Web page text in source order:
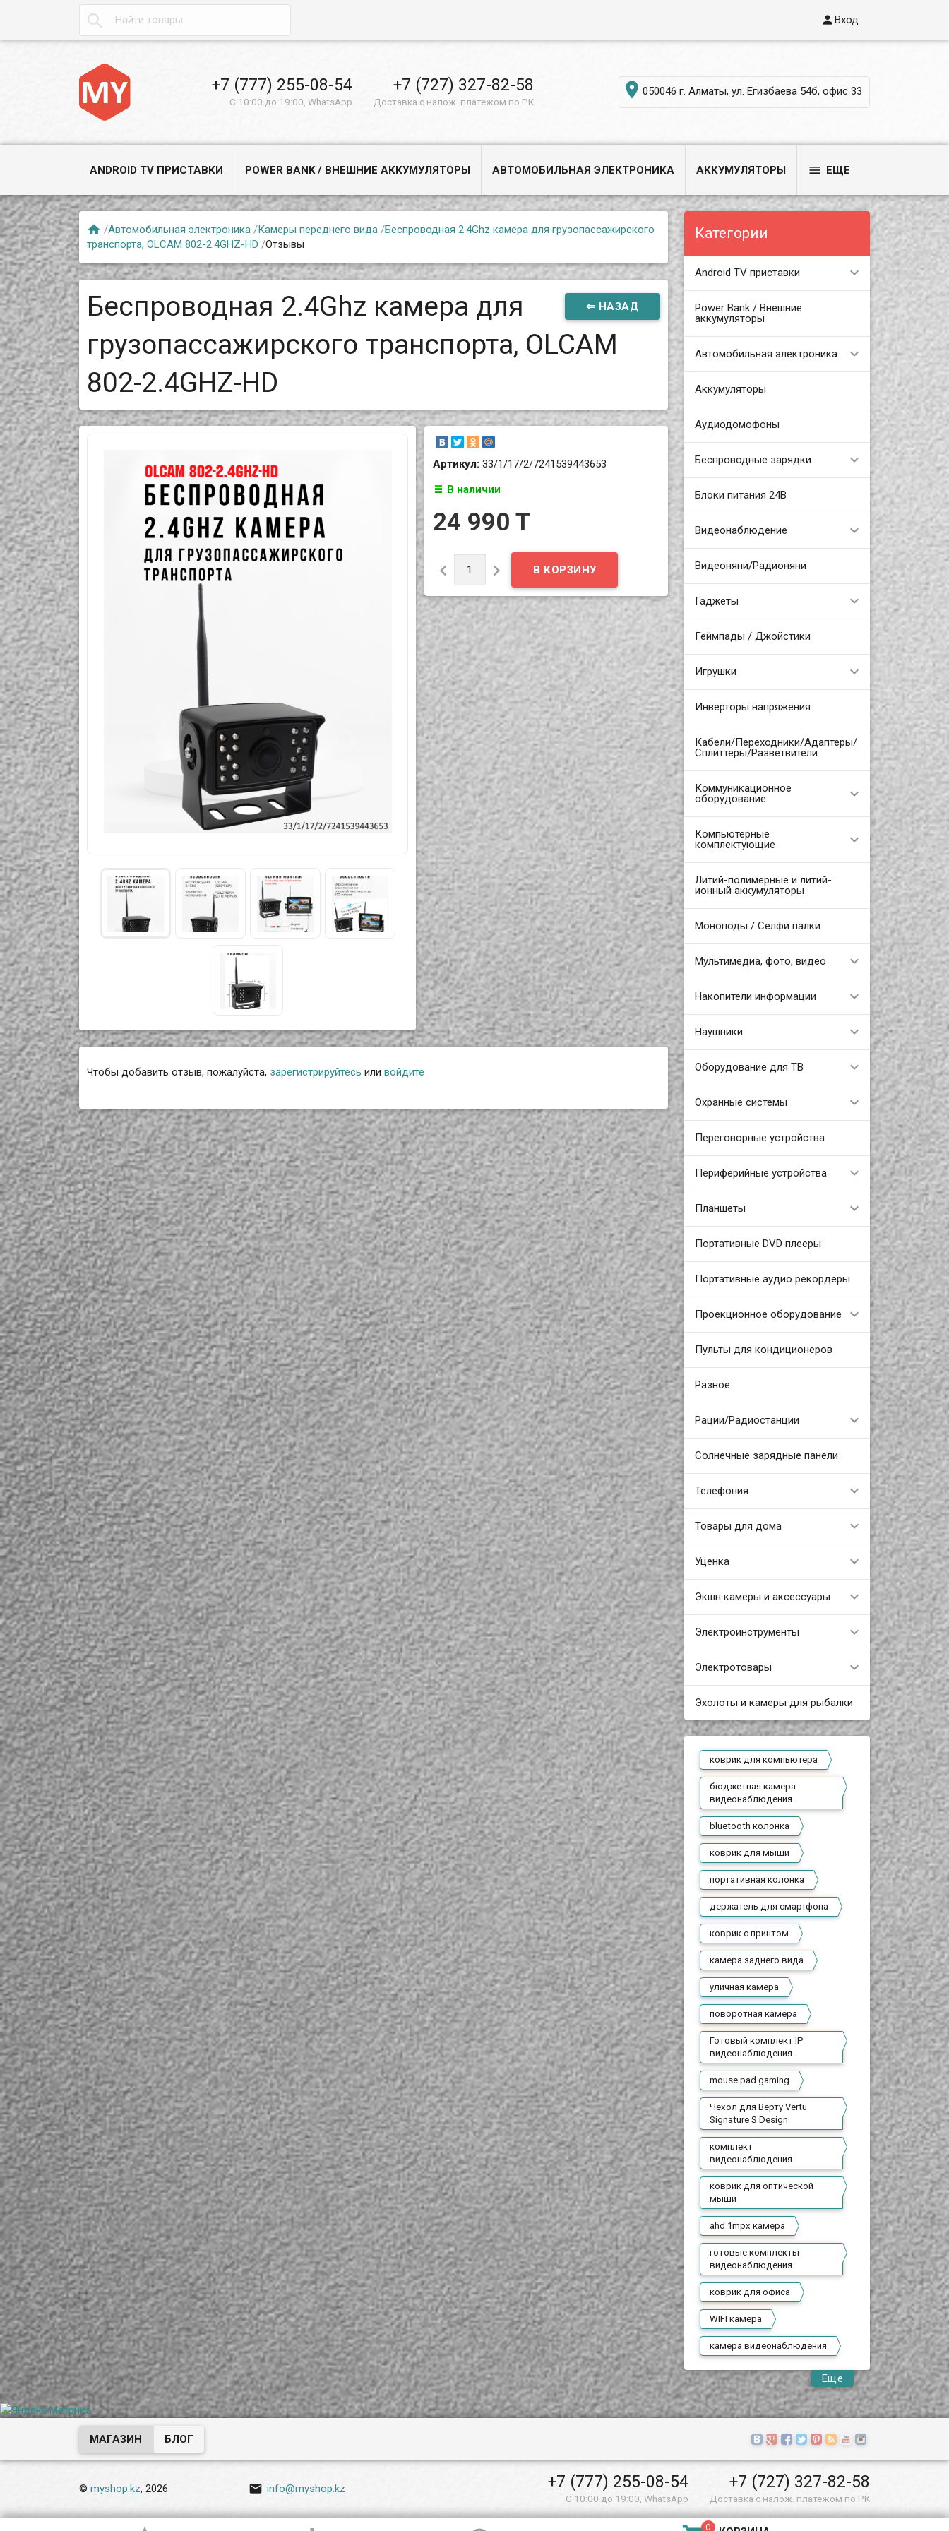
 Вход
+7 (777) 255-08-54
С 10:00 до 19:00, WhatsApp
+7 (727) 327-82-58
Доставка с налож. платежом по РК
 050046 г. Алматы, ул. Егизбаева 54б, офис 33
ANDROID TV ПРИСТАВКИ POWER BANK / ВНЕШНИЕ АККУМУЛЯТОРЫ АВТОМОБИЛЬНАЯ ЭЛЕКТРОНИКА АККУМУЛЯТОРЫ  ЕЩЕ
Категории
Android TV приставки
Power Bank / Внешние
аккумуляторы
Автомобильная электроника
Аккумуляторы
Аудиодомофоны
Беспроводные зарядки
Блоки питания 24В
Видеонаблюдение
Видеоняни/Радионяни
Гаджеты
Геймпады / Джойстики
Игрушки
Инверторы напряжения
Кабели/Переходники/Адаптеры/
Сплиттеры/Разветвители
Коммуникационное
оборудование
Компьютерные
комплектующие
Литий-полимерные и литий-
ионный аккумуляторы
Моноподы / Селфи палки
Мультимедиа, фото, видео
Накопители информации
Наушники
Оборудование для ТВ
Охранные системы
Переговорные устройства
Периферийные устройства
Планшеты
Портативные DVD плееры
Портативные аудио рекордеры
Проекционное оборудование
Пульты для кондиционеров
Разное
Рации/Радиостанции
Солнечные зарядные панели
Телефония
Товары для дома
Уценка
Экшн камеры и аксессуары
Электроинструменты
Электротовары
Эхолоты и камеры для рыбалки
коврик для компьютера
бюджетная камера
видеонаблюдения
bluetooth колонка
коврик для мыши
портативная колонка
держатель для смартфона
коврик с принтом
камера заднего вида
уличная камера
поворотная камера
Готовый комплект IP
видеонаблюдения
mouse pad gaming
Чехол для Верту Vertu
Signature S Design
комплект
видеонаблюдения
коврик для оптической
мыши
ahd 1mpx камера
готовые комплекты
видеонаблюдения
коврик для офиса
WIFI камера
камера видеонаблюдения
Еще
 /Автомобильная электроника /Камеры переднего вида /Беспроводная 2.4Ghz камера для грузопассажирского
транспорта, OLCAM 802-2.4GHZ-HD/Отзывы
⇐ НАЗАД
Беспроводная 2.4Ghz камера для
грузопассажирского транспорта, OLCAM
802-2.4GHZ-HD
Артикул: 33/1/17/2/7241539443653
В наличии
24 990 T
 
Чтобы добавить отзыв, пожалуйста, зарегистрируйтесь иливойдите
МАГАЗИН БЛОГ
©myshop.kz, 2026  info@myshop.kz +7 (777) 255-08-54
С 10:00 до 19:00, WhatsApp
+7 (727) 327-82-58
Доставка с налож. платежом по РК